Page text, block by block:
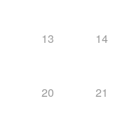
13 14
20 21